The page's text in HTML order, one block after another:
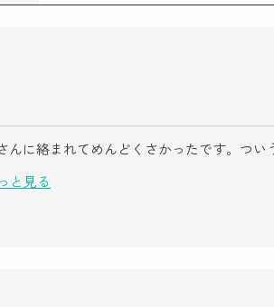
に絡まれてめんどくさかったです。つ
と見る